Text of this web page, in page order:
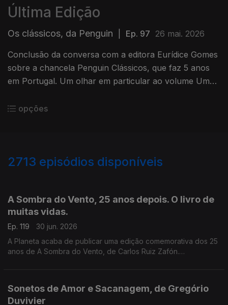
Última Edição
Os clássicos, da Penguin Ep. 97 26 mai. 2026
Conclusão da conversa com a editora Eurídice Gomes
sobre a chancela Penguin Clássicos, que faz 5 anos
em Portugal. Um olhar em particular ao volume Uma
Pessoa.
opções
2713 episódios disponíveis
A Sombra do Vento, 25 anos depois. O livro de
muitas vidas.
Ep. 119
30 jun. 2026
A Planeta acaba de publicar uma edição comemorativa dos 25
anos de A Sombra do Vento, de Carlos Ruiz Zafón.
Livros Esquecidos, no Salão Nobre da Biblioteca da Academia
das Ciências, em Lisboa.
Sonetos de Amor e Sacanagem, de Gregório
Duvivier